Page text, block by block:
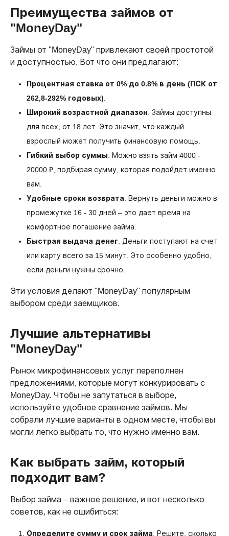
Преимущества займов от
"MoneyDay"
Займы от "MoneyDay" привлекают своей простотой
и доступностью. Вот что они предлагают:
Процентная ставка от 0% до 0.8% в день (ПСК от
262,8-292% годовых)
Широкий возрастной диапазон . Займы доступны
для всех, от 18 лет. Это значит, что каждый
взрослый может получить финансовую помощь.
Гибкий выбор суммы . Можно взять займ 4000 -
20000 ₽, подбирая сумму, которая подойдет именно
вам.
Удобные сроки возврата . Вернуть деньги можно в
промежутке 16 - 30 дней – это дает время на
комфортное погашение займа.
Быстрая выдача денег . Деньги поступают на счет
или карту всего за 15 минут. Это особенно удобно,
если деньги нужны срочно.
Эти условия делают "MoneyDay" популярным
выбором среди заемщиков.
Лучшие альтернативы
"MoneyDay"
Рынок микрофинансовых услуг переполнен
предложениями, которые могут конкурировать с
MoneyDay. Чтобы не запутаться в выборе,
используйте удобное сравнение займов. Мы
собрали лучшие варианты в одном месте, чтобы вы
могли легко выбрать то, что нужно именно вам.
Как выбрать займ, который
подходит вам?
Выбор займа – важное решение, и вот несколько
советов, как не ошибиться:
Определите сумму и срок займа . Решите, сколько